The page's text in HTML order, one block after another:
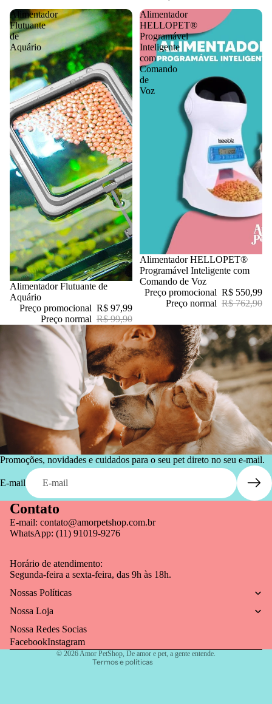
Alimentador
Flutuante
de
Aquário
Promoção
Alimentador Flutuante de
Aquário
Preço promocional R$ 97,99
Preço normal R$ 99,90
Alimentador
HELLOPET®
Programável
Inteligente
com
Comando
de
Voz
Promoção
Alimentador HELLOPET®
Programável Inteligente com
Comando de Voz
Preço promocional R$ 550,99
Preço normal R$ 762,90
Promoções, novidades e cuidados para o seu pet direto no seu e-mail.
E-mail
Contato
E-mail: contato@amorpetshop.com.br
WhatsApp: (11) 91019-9276
Horário de atendimento:
Segunda-feira a sexta-feira, das 9h às 18h.
Nossas Políticas
Nossa Loja
Nossa Redes Socias
FacebookInstagram
© 2026 Amor PetShop De amor e pet, a gente entende.
Termos e políticas
Política de privacidade
Informações de contato